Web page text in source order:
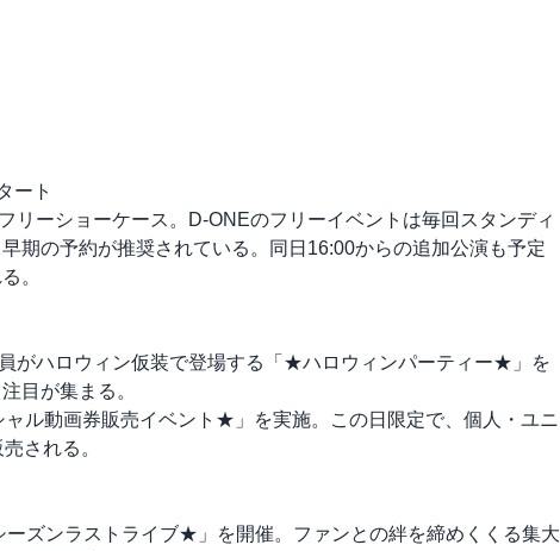
ート
リーショーケース。D-ONEのフリーイベントは毎回スタンディ
期の予約が推奨されている。同日16:00からの追加公演も予定
。
がハロウィン仮装で登場する「★ハロウィンパーティー★」を
目が集まる。
ル動画券販売イベント★」を実施。この日限定で、個人・ユニ
される。
ズンラストライブ★」を開催。ファンとの絆を締めくくる集大